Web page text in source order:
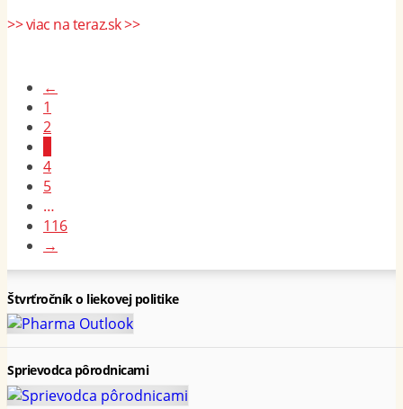
>> viac na teraz.sk >>
←
1
2
4
5
…
116
→
Štvrťročník o liekovej politike
Sprievodca pôrodnicami